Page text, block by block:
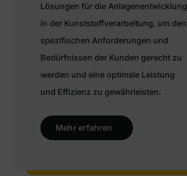
Lösungen für die Anlagenentwicklung
in der Kunststoffverarbeitung, um den
spezifischen Anforderungen und
Bedürfnissen der Kunden gerecht zu
werden und eine optimale Leistung
und Effizienz zu gewährleisten.
Mehr erfahren